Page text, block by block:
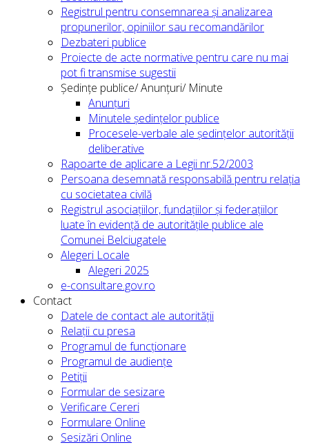
Registrul pentru consemnarea și analizarea
propunerilor, opiniilor sau recomandărilor
Dezbateri publice
Proiecte de acte normative pentru care nu mai
pot fi transmise sugestii
Ședințe publice/ Anunțuri/ Minute
Anunțuri
Minutele ședințelor publice
Procesele-verbale ale ședințelor autorității
deliberative
Rapoarte de aplicare a Legii nr.52/2003
Persoana desemnată responsabilă pentru relația
cu societatea civilă
Registrul asociațiilor, fundațiilor și federațiilor
luate în evidență de autoritățile publice ale
Comunei Belciugatele
Alegeri Locale
Alegeri 2025
e-consultare.gov.ro
Contact
Datele de contact ale autorității
Relații cu presa
Programul de funcționare
Programul de audiențe
Petiții
Formular de sesizare
Verificare Cereri
Formulare Online
Sesizări Online